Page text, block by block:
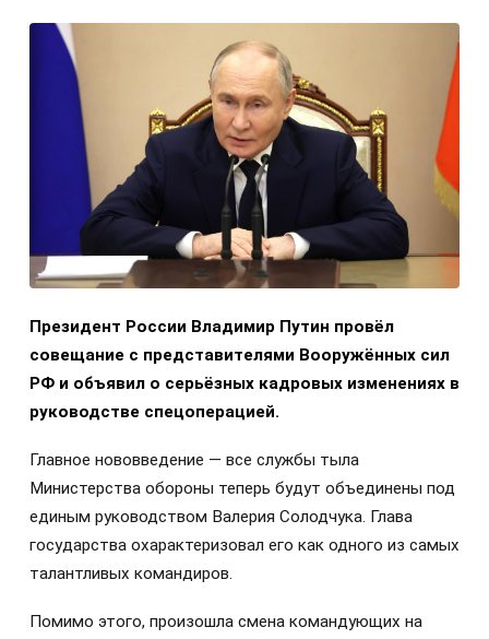
Президент России Владимир Путин провёл
совещание с представителями Вооружённых сил
РФ и объявил о серьёзных кадровых изменениях в
руководстве спецоперацией.
Главное нововведение — все службы тыла
Министерства обороны теперь будут объединены под
единым руководством Валерия Солодчука. Глава
государства охарактеризовал его как одного из самых
талантливых командиров.
Помимо этого, произошла смена командующих на